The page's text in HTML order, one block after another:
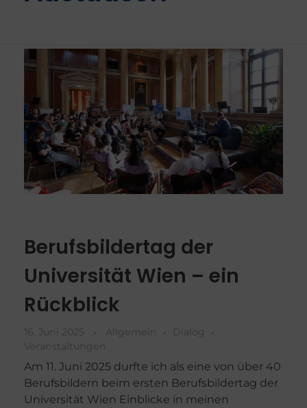
Berufsbildertag der
Universität Wien – ein
Rückblick
16. Juni 2025 Allgemein
Dialog
Veranstaltungen
Am 11. Juni 2025 durfte ich als eine von über 40
Berufsbildern beim ersten Berufsbildertag der
Universität Wien Einblicke in meinen